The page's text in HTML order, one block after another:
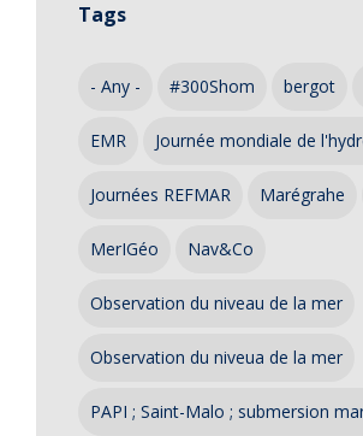
Tags
- Any - #300Shom bergot
EMR Journée mondiale de
Journées REFMAR Marégrahe
MerIGéo Nav&Co
Observation du niveau de la mer
Observation du niveua de la mer
PAPI ; Saint-Malo ; submersion